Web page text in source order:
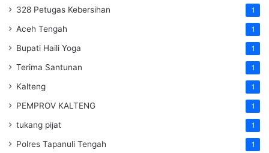
328 Petugas Kebersihan 1
Aceh Tengah 1
Bupati Haili Yoga 1
Terima Santunan 1
Kalteng 1
PEMPROV KALTENG 1
tukang pijat 1
Polres Tapanuli Tengah 1